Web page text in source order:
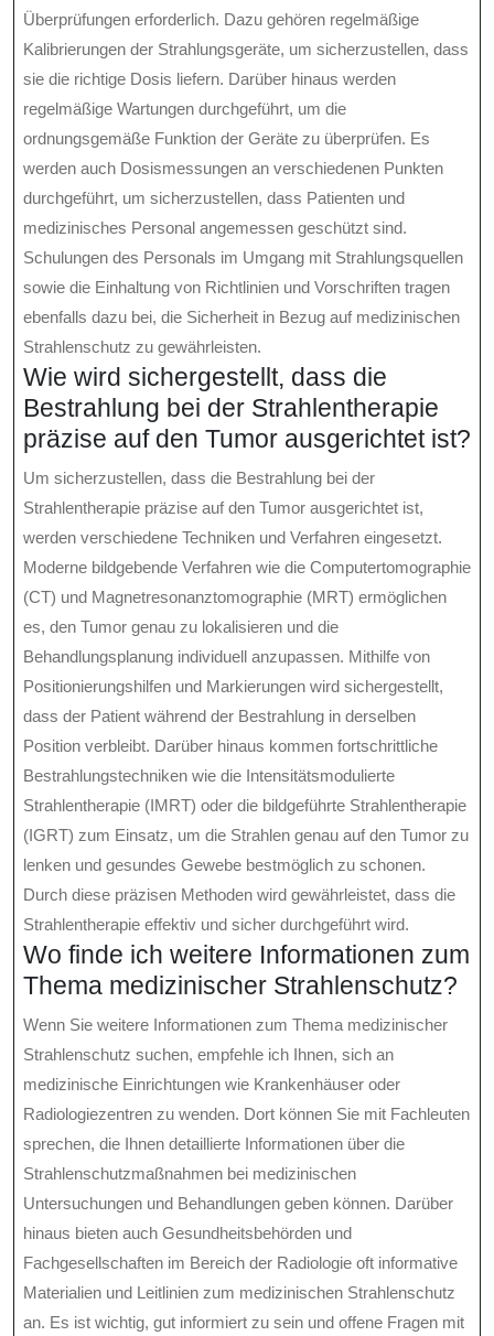
Überprüfungen erforderlich. Dazu gehören regelmäßige
Kalibrierungen der Strahlungsgeräte, um sicherzustellen, dass
sie die richtige Dosis liefern. Darüber hinaus werden
regelmäßige Wartungen durchgeführt, um die
ordnungsgemäße Funktion der Geräte zu überprüfen. Es
werden auch Dosismessungen an verschiedenen Punkten
durchgeführt, um sicherzustellen, dass Patienten und
medizinisches Personal angemessen geschützt sind.
Schulungen des Personals im Umgang mit Strahlungsquellen
sowie die Einhaltung von Richtlinien und Vorschriften tragen
ebenfalls dazu bei, die Sicherheit in Bezug auf medizinischen
Strahlenschutz zu gewährleisten.
Wie wird sichergestellt, dass die
Bestrahlung bei der Strahlentherapie
präzise auf den Tumor ausgerichtet ist?
Um sicherzustellen, dass die Bestrahlung bei der
Strahlentherapie präzise auf den Tumor ausgerichtet ist,
werden verschiedene Techniken und Verfahren eingesetzt.
Moderne bildgebende Verfahren wie die Computertomographie
(CT) und Magnetresonanztomographie (MRT) ermöglichen
es, den Tumor genau zu lokalisieren und die
Behandlungsplanung individuell anzupassen. Mithilfe von
Positionierungshilfen und Markierungen wird sichergestellt,
dass der Patient während der Bestrahlung in derselben
Position verbleibt. Darüber hinaus kommen fortschrittliche
Bestrahlungstechniken wie die Intensitätsmodulierte
Strahlentherapie (IMRT) oder die bildgeführte Strahlentherapie
(IGRT) zum Einsatz, um die Strahlen genau auf den Tumor zu
lenken und gesundes Gewebe bestmöglich zu schonen.
Durch diese präzisen Methoden wird gewährleistet, dass die
Strahlentherapie effektiv und sicher durchgeführt wird.
Wo finde ich weitere Informationen zum
Thema medizinischer Strahlenschutz?
Wenn Sie weitere Informationen zum Thema medizinischer
Strahlenschutz suchen, empfehle ich Ihnen, sich an
medizinische Einrichtungen wie Krankenhäuser oder
Radiologiezentren zu wenden. Dort können Sie mit Fachleuten
sprechen, die Ihnen detaillierte Informationen über die
Strahlenschutzmaßnahmen bei medizinischen
Untersuchungen und Behandlungen geben können. Darüber
hinaus bieten auch Gesundheitsbehörden und
Fachgesellschaften im Bereich der Radiologie oft informative
Materialien und Leitlinien zum medizinischen Strahlenschutz
an. Es ist wichtig, gut informiert zu sein und offene Fragen mit